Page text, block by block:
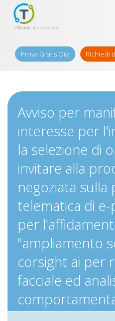
Prova Gratis Ora Richiedi
Avviso per
interesse per
la selezione di
invitare alla
negoziata sulla
telematica di
per
"ampliamento
corsight ai per
facciale ed